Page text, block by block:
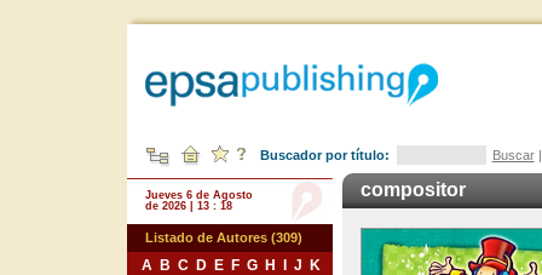
Buscador por título: Buscar
Jueves 6 de Agosto
de 2026 | 13 : 18
Listado de Autores (309)
A B C D E F G H J
K
compositor